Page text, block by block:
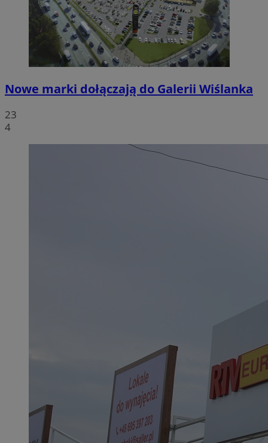
Nowe marki dołączają do Galerii Wiślanka
23
4